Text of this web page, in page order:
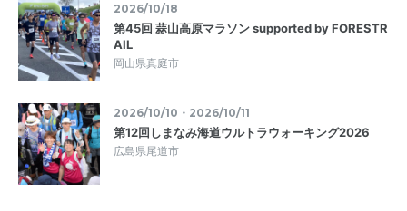
2026/10/18
第45回 蒜山高原マラソン supported by FORESTR
AIL
岡山県真庭市
2026/10/10・2026/10/11
第12回しまなみ海道ウルトラウォーキング2026
広島県尾道市